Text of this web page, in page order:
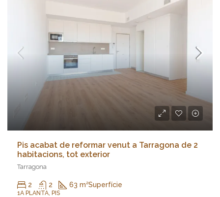
Pis acabat de reformar venut a Tarragona de 2
habitacions, tot exterior
Tarragona
2 2 63 m²Superfície
1A PLANTA, PIS